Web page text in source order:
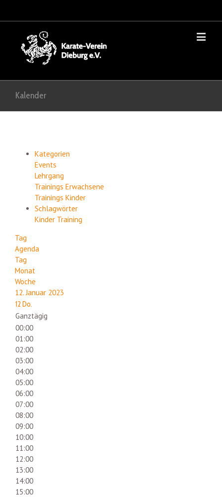
Kalender
Kategorien
Events
Lehrgang
Trainings Erwachsene
Trainings Kinder
Schlagwörter
Kinder Training
Tag
Agenda
Tag
Monat
Woche
12. Januar 2023
12 Do.
Ganztägig
00:00
01:00
02:00
03:00
04:00
05:00
06:00
07:00
08:00
09:00
10:00
11:00
12:00
13:00
14:00
15:00